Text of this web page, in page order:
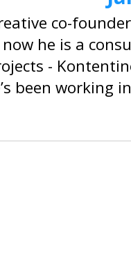
co-
now he is a
-
been working